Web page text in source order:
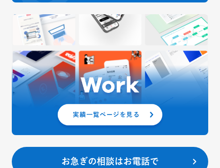
お急ぎの相談はお電話で